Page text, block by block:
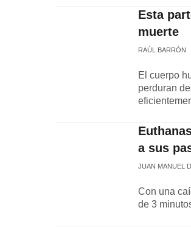
Esta
muerte
RAÚL BARRÓN
El cuerpo
perduran
a sus
JUAN MANUEL
Con una
de 3